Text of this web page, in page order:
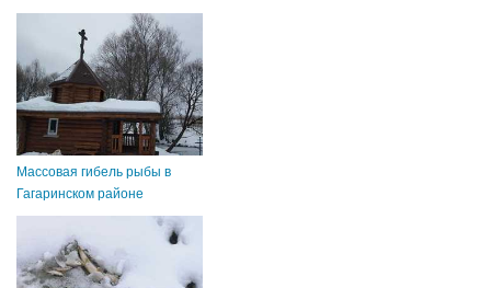
Массовая гибель рыбы в
Гагаринском районе